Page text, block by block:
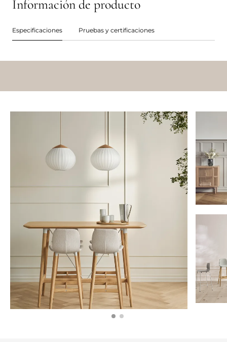
Información de producto
Especificaciones Pruebas y certificaciones